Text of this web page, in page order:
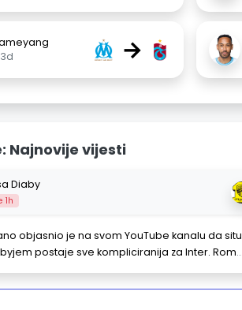
→
Najnovije vijesti
Diaby
1h
objasnio je na svom YouTube kanalu da
postaje sve kompliciranija za Inter. Rom